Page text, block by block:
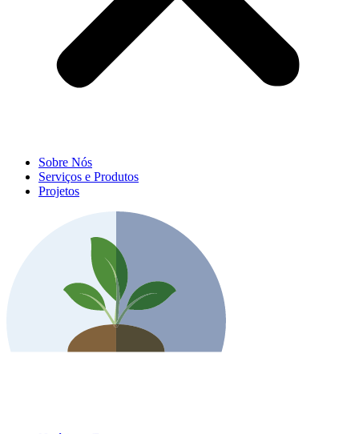
Sobre Nós
Serviços e Produtos
Projetos